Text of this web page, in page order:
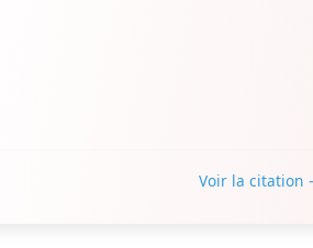
Voir la citation